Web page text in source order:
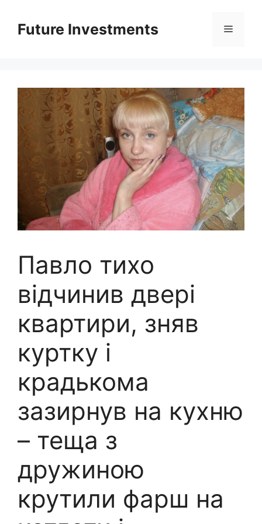
вмістуFuture Investments Меню
Павло тихо
відчинив двері
квартири, зняв
куртку і
крадькома
зазирнув на кухню
– теща з
дружиною
крутили фарш на